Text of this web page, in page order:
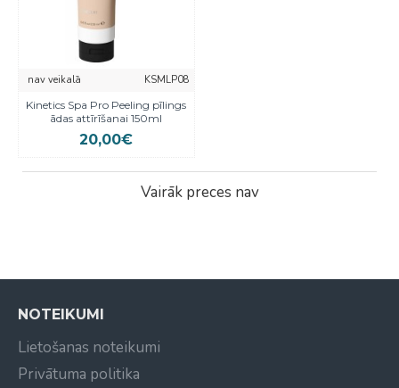
nav veikalā
KSMLP08
Kinetics Spa Pro Peeling pīlings
ādas attīrīšanai 150ml
20,00€
Vairāk preces nav
NOTEIKUMI
Lietošanas noteikumi
Privātuma politika